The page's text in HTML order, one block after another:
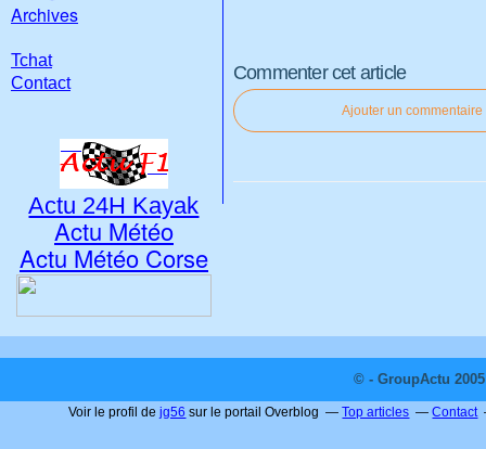
Commenter cet article
Ajouter un commentaire
Archives
Tchat
Contact
Actu 24H Kayak
Actu Météo
Actu Météo Corse
© - GroupActu
Voir le profil dejg56 sur le portail Overblog Top articles Contact